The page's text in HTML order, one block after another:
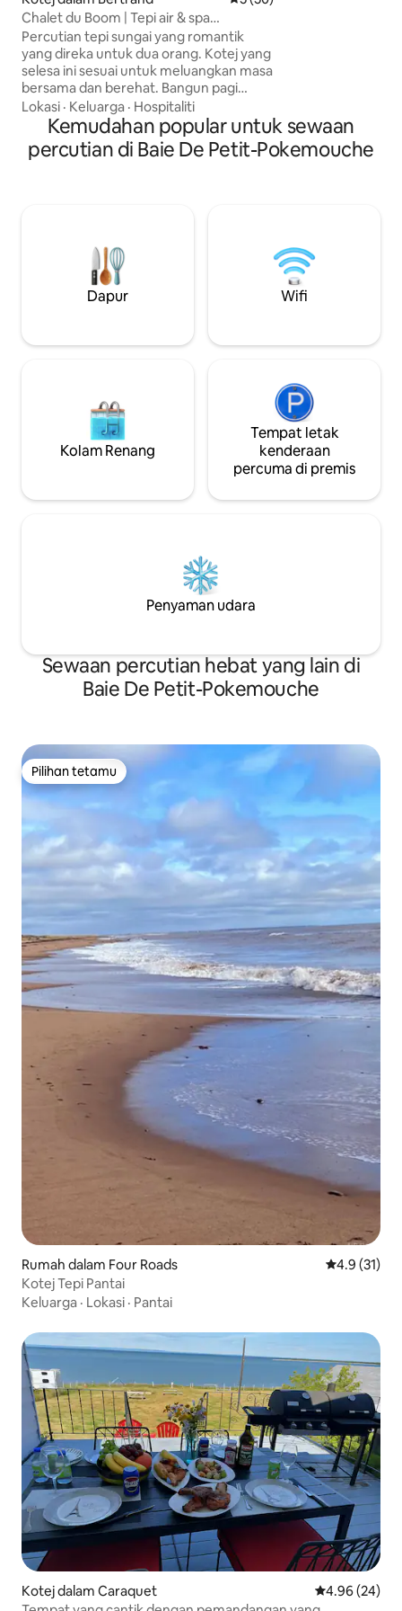
Chalet du Boom | Tepi air & spa
persendirian
Percutian tepi sungai yang romantik
yang direka untuk dua orang. Kotej yang
selesa ini sesuai untuk meluangkan masa
bersama dan berehat. Bangun pagi
sambil minum kopi di tepi perairan,
berehat di tab mandi air panas semasa
matahari terbenam, dan nikmati malam
di tepi unggun api atau di bawah
dapat dilupakan. Nikmati buaian,
makanan BBQ dan pagi yang damai. Tarik
nafas dan berhubung semula secara
perlahan-lahan.
Lokasi · Keluarga · Hospitaliti
penunggang
Kemudahan popular untuk sewaan
percutian di Baie De Petit-Pokemouche
Dapur Wifi
Kolam Renang
Tempat letak
kenderaan
percuma di premis
Penyaman udara
Sewaan percutian hebat yang lain di
Baie De Petit-Pokemouche
Pilihan tetamu
Pilihan tetamu
Rumah dalam Four Roads Penarafan
4.9 (31)
Kotej Tepi Pantai
Keluarga · Lokasi · Pantai
Kotej dalam Caraquet Penarafan
4.96 (24)